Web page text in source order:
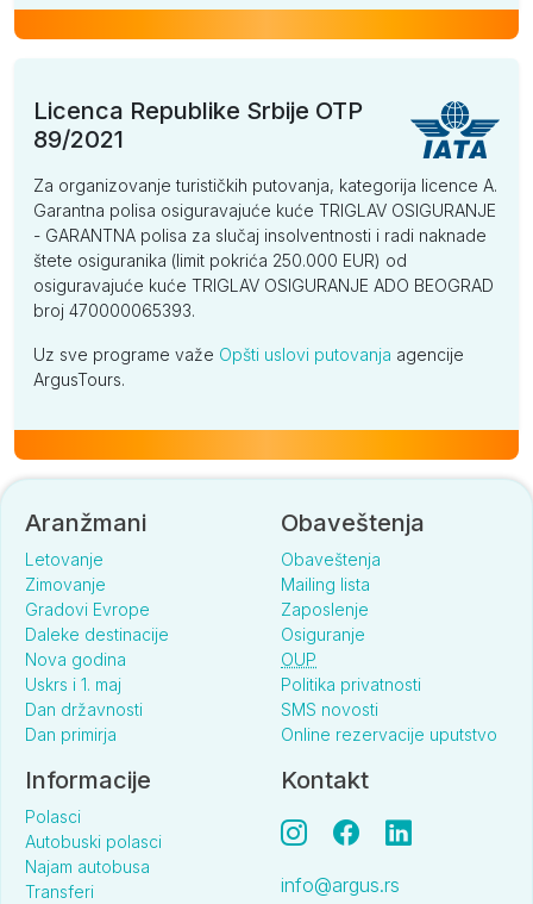
Licenca Republike Srbije OTP
89/2021
Za organizovanje turističkih putovanja, kategorija licence A.
Garantna polisa osiguravajuće kuće TRIGLAV OSIGURANJE
- GARANTNA polisa za slučaj insolventnosti i radi naknade
štete osiguranika (limit pokrića 250.000 EUR) od
osiguravajuće kuće TRIGLAV OSIGURANJE ADO BEOGRAD
broj 470000065393.
Uz sve programe važe Opšti uslovi putovanja agencije
ArgusTours.
Aranžmani
Letovanje
Zimovanje
Gradovi Evrope
Daleke destinacije
Nova godina
Uskrs i 1. maj
Dan državnosti
Dan primirja
Obaveštenja
Obaveštenja
Mailing lista
Zaposlenje
Osiguranje
OUP
Politika privatnosti
SMS novosti
Online rezervacije uputstvo
Informacije
Polasci
Autobuski polasci
Najam autobusa
Transferi
Kontakt
info@argus.rs